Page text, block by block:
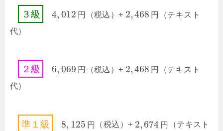
３級 4, 012 円 （税込）+ 2,468 円
（テキスト
代）
２級 6, 069 円 （税込）+ 2,468 円
（テキスト
代）
準１ 級 8, 125 円 （税込）+ 2,674 円
（テキスト